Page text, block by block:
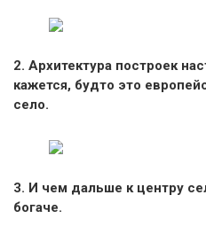
2. Архитектура построек
кажется, будто это
село.
3. И чем дальше к центру
богаче.